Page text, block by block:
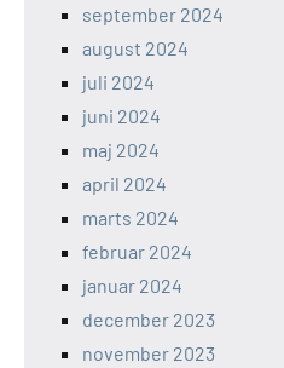
september 2024
august 2024
juli 2024
juni 2024
maj 2024
april 2024
marts 2024
februar 2024
januar 2024
december 2023
november 2023